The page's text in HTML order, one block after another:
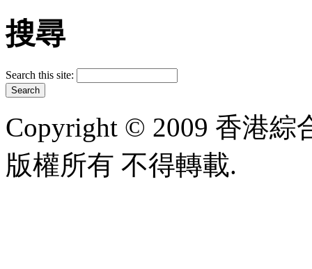
搜尋
Search this site:
Copyright © 2009 香港綜
版權所有 不得轉載.